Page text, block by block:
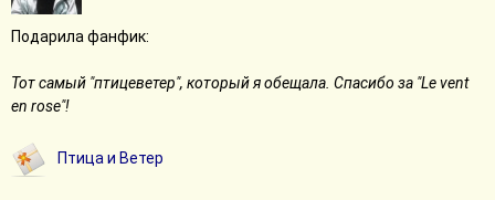
Подарила фанфик:
Тот самый "птицеветер", который я обещала. Спасибо за "Le vent
en rose"!
Птица и Ветер